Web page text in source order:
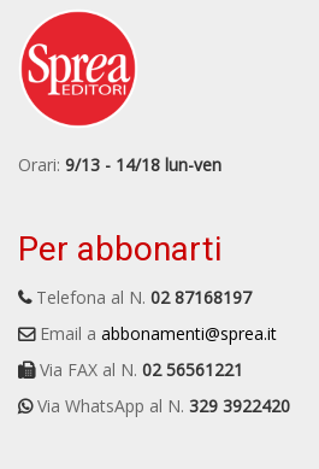
Orari: 9/13 - 14/18 lun-ven
Per abbonarti
Telefona al N. 02 87168197
Email a abbonamenti@sprea.it
Via FAX al N. 02 56561221
Via WhatsApp al N. 329 3922420